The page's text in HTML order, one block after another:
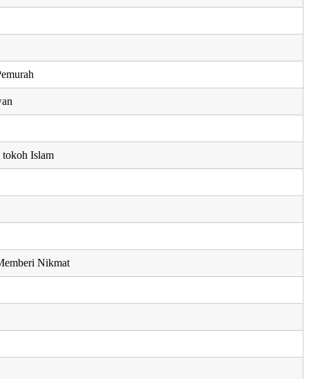
tokoh Islam
Nikmat